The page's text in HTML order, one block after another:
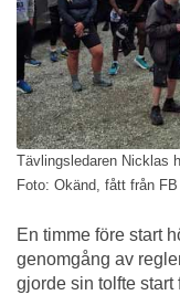
Tävlingsledaren Nicklas
Foto: Okänd, fått från FB
En timme före start
genomgång av
gjorde sin tolfte